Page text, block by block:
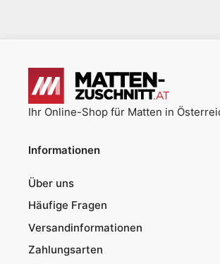
Ihr Online-Shop für Matten in
Informationen
Über uns
Häufige Fragen
Versandinformationen
Zahlungsarten